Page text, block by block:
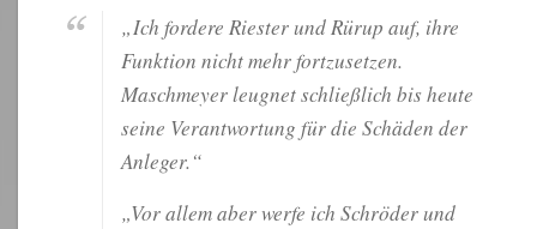
„Ich fordere Riester und Rürup auf, ihre
Funktion nicht mehr fortzusetzen.
Maschmeyer leugnet schließlich bis heute
seine Verantwortung für die Schäden der
Anleger.“
„Vor allem aber werfe ich Schröder und